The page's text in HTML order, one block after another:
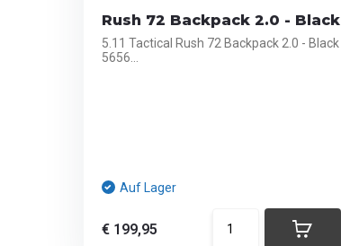
Rush 72 Backpack 2.0 - Black
5.11 Tactical Rush 72 Backpack 2.0 - Black
5656...
Auf Lager
€ 199,95